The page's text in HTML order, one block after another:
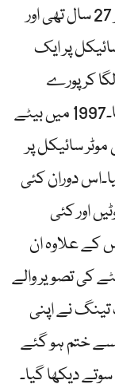
ہوگی۔بیٹے کے اغوا کے وقت گو کی عمر 27 سال تھی اور
پر ایک
کر پورے
ملک میں ان کو تلاش کرنا شروع کردیا تھا۔1997 میں بیٹے
سائیکل پر
کیا۔اس دوران کئی
اور کئی
کے علاوہ ان
کی تصویر والے
نے اپنی
ختم ہو گئے
دیکھا گیا۔